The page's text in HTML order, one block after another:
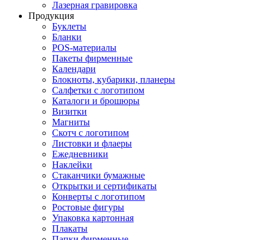
Лазерная гравировка
Продукция
Буклеты
Бланки
POS-материалы
Пакеты фирменные
Календари
Блокноты, кубарики, планеры
Салфетки с логотипом
Каталоги и брошюры
Визитки
Магниты
Скотч с логотипом
Листовки и флаеры
Ежедневники
Наклейки
Стаканчики бумажные
Открытки и сертификаты
Конверты с логотипом
Ростовые фигуры
Упаковка картонная
Плакаты